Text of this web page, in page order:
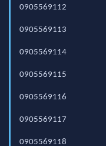
0905569112
0905569113
0905569114
0905569115
0905569116
0905569117
0905569118